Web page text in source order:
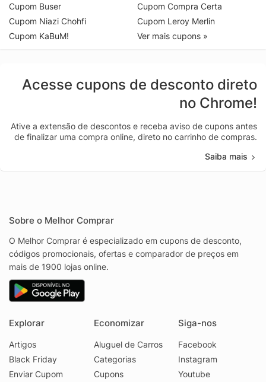
Cupom Buser
Cupom Niazi Chohfi
Cupom KaBuM!
Cupom Compra Certa
Cupom Leroy Merlin
Ver mais cupons »
Acesse cupons de desconto direto
no Chrome!
Ative a extensão de descontos e receba aviso de cupons antes
de finalizar uma compra online, direto no carrinho de compras.
Saiba mais
Sobre o Melhor Comprar
O Melhor Comprar é especializado em cupons de desconto,
códigos promocionais, ofertas e comparador de preços em
mais de 1900 lojas online.
Explorar
Artigos
Black Friday
Enviar Cupom
Economizar
Aluguel de Carros
Categorias
Cupons
Siga-nos
Facebook
Instagram
Youtube